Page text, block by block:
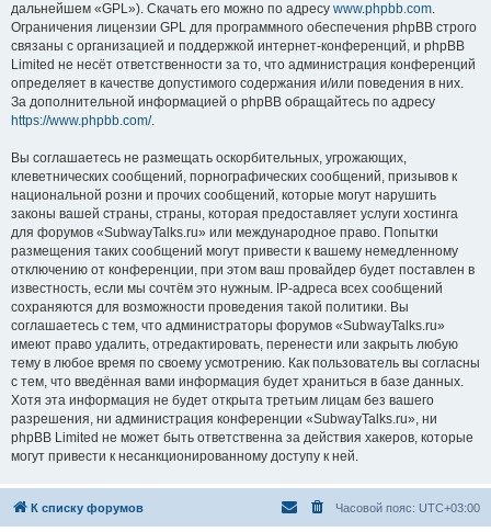
дальнейшем «GPL»). Скачать его можно по адресу www.phpbb.com.
Ограничения лицензии GPL для программного обеспечения phpBB строго
связаны с организацией и поддержкой интернет-конференций, и phpBB
Limited не несёт ответственности за то, что администрация конференций
определяет в качестве допустимого содержания и/или поведения в них.
За дополнительной информацией о phpBB обращайтесь по адресу
https://www.phpbb.com/.
Вы соглашаетесь не размещать оскорбительных, угрожающих,
клеветнических сообщений, порнографических сообщений, призывов к
национальной розни и прочих сообщений, которые могут нарушить
законы вашей страны, страны, которая предоставляет услуги хостинга
для форумов «SubwayTalks.ru» или международное право. Попытки
размещения таких сообщений могут привести к вашему немедленному
отключению от конференции, при этом ваш провайдер будет поставлен в
известность, если мы сочтём это нужным. IP-адреса всех сообщений
сохраняются для возможности проведения такой политики. Вы
соглашаетесь с тем, что администраторы форумов «SubwayTalks.ru»
имеют право удалить, отредактировать, перенести или закрыть любую
тему в любое время по своему усмотрению. Как пользователь вы согласны
с тем, что введённая вами информация будет храниться в базе данных.
Хотя эта информация не будет открыта третьим лицам без вашего
разрешения, ни администрация конференции «SubwayTalks.ru», ни
phpBB Limited не может быть ответственна за действия хакеров, которые
могут привести к несанкционированному доступу к ней.
К списку форумов Часовой пояс: UTC+03:00